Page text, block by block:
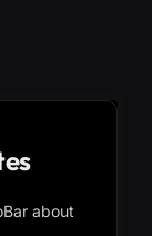
about